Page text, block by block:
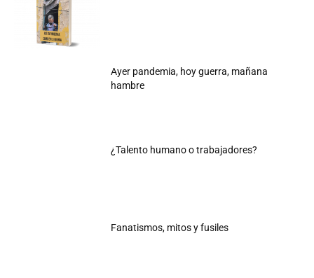
Ayer pandemia, hoy guerra, mañana
hambre
¿Talento humano o trabajadores?
Fanatismos, mitos y fusiles